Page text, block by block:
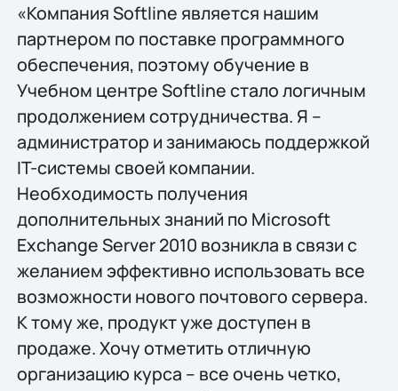
«Компания Softline является нашим
партнером по поставке программного
обеспечения, поэтому обучение в
Учебном центре Softline стало логичным
продолжением сотрудничества. Я –
администратор и занимаюсь поддержкой
IT-системы своей компании.
Необходимость получения
дополнительных знаний по Microsoft
Exchange Server 2010 возникла в связи с
желанием эффективно использовать все
возможности нового почтового сервера.
К тому же, продукт уже доступен в
продаже. Хочу отметить отличную
организацию курса – все очень четко,